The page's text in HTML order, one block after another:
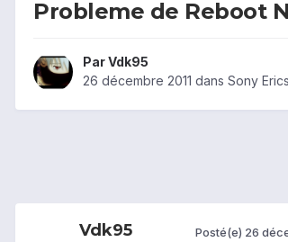
Probleme de Reboot
ParVdk95
26 décembre 2011 dans Sony
Vdk95 Posté(e) 26